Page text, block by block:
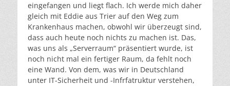
eingefangen und liegt flach. Ich werde mich daher
gleich mit Eddie aus Trier auf den Weg zum
Krankenhaus machen, obwohl wir überzeugt sind,
dass auch heute noch nichts zu machen ist. Das,
was uns als „Serverraum“ präsentiert wurde, ist
noch nicht mal ein fertiger Raum, da fehlt noch
eine Wand. Von dem, was wir in Deutschland
unter IT-Sicherheit und -Infrfatruktur verstehen,